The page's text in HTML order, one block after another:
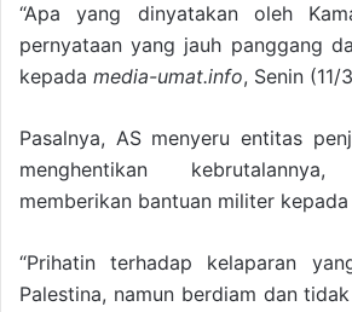
“Apa yang dinyatakan oleh
pernyataan yang jauh panggang
kepada media-umat.info, Senin (11/
Pasalnya, AS menyeru entitas
menghentikan
memberikan bantuan militer kepada
“Prihatin terhadap kelaparan
Palestina, namun berdiam dan